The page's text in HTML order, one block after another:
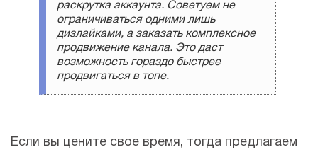
раскрутка аккаунта. Советуем не
ограничиваться одними лишь
дизлайками, а заказать комплексное
продвижение канала. Это даст
возможность гораздо быстрее
продвигаться в топе.
Если вы цените свое время, тогда предлагаем